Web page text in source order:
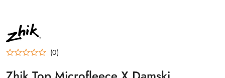
NAZWA
PRODUCENTA:
ZHIK
(0)